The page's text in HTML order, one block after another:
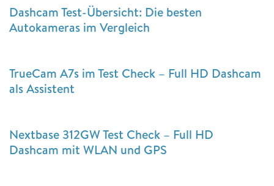
Dashcam Test-Übersicht: Die besten
Autokameras im Vergleich
TrueCam A7s im Test Check – Full HD Dashcam
als Assistent
Nextbase 312GW Test Check – Full HD
Dashcam mit WLAN und GPS